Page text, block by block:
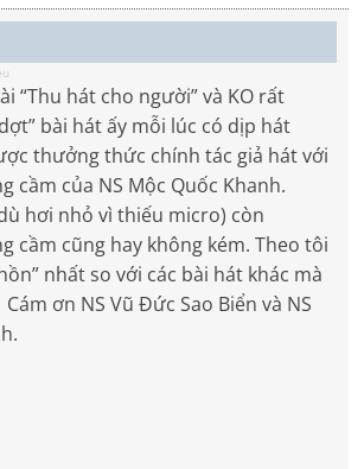
“Thu hát cho người” và KO rất
bài hát ấy mỗi lúc có dịp hát
thưởng thức chính tác giả hát với
cầm của NS Mộc Quốc Khanh.
hơi nhỏ vì thiếu micro) còn
cầm cũng hay không kém. Theo tôi
nhất so với các bài hát khác mà
ơn NS Vũ Đức Sao Biển và NS